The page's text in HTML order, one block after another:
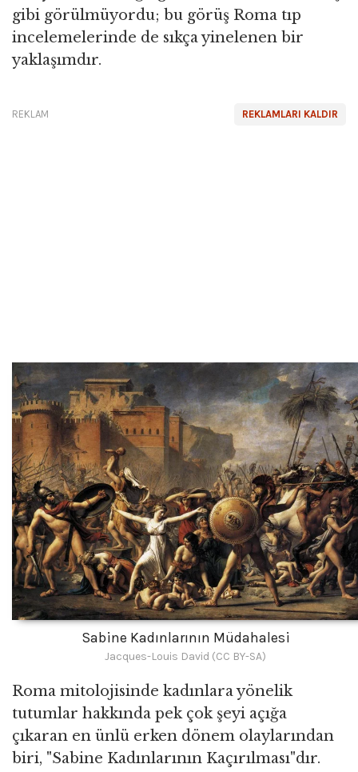
gibi görülmüyordu; bu görüş Roma tıp
incelemelerinde de sıkça yinelenen bir
yaklaşımdır.
REKLAMLARI KALDIR
REKLAM
Sabine Kadınlarının Müdahalesi
Jacques-Louis David (CC BY-SA)
Roma mitolojisinde kadınlara yönelik
tutumlar hakkında pek çok şeyi açığa
çıkaran en ünlü erken dönem olaylarından
biri, "Sabine Kadınlarının Kaçırılması"dır.